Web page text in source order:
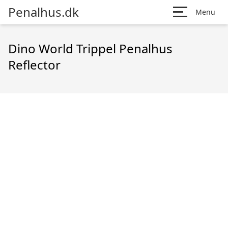
Penalhus.dk Menu
Dino World Trippel Penalhus
Reflector